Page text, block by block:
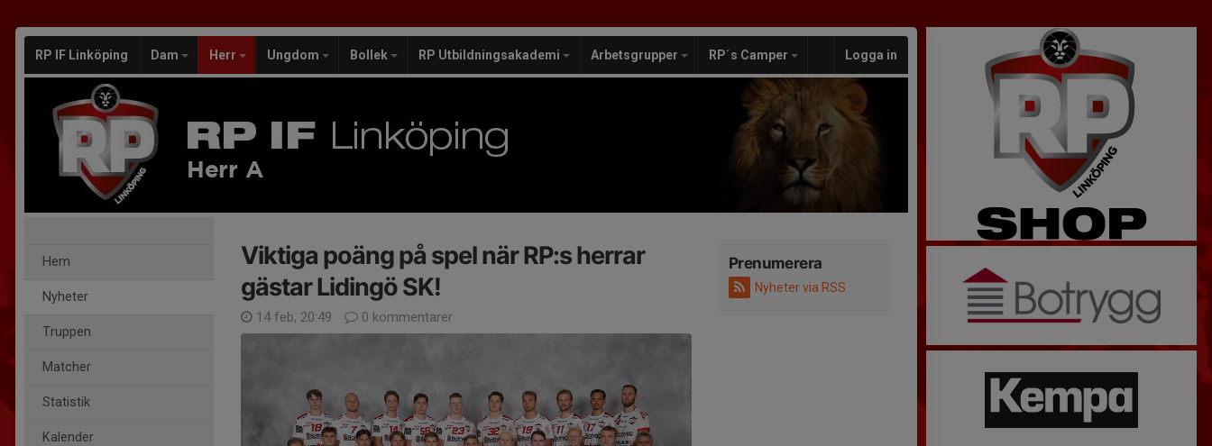
RP IF Linköping Dam Herr Ungdom Bollek RP Utbildningsakademi Arbetsgrupper RP´s Camper Logga in
Herr A
Hem
Nyheter
Truppen
Matcher
Statistik
Kalender
Prenumerera
Nyheter via RSS
Viktiga poäng på spel när RP:s herrar
gästar Lidingö SK!
14 feb, 20:49 0 kommentarer